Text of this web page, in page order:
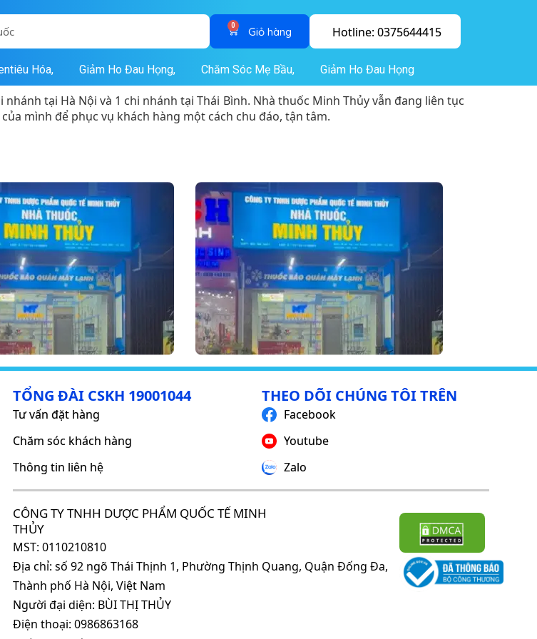
0 Hotline: 0375644415
Hóa, Giảm Ho Đau Họng, Chăm Sóc Mẹ Bầu, Giảm Ho Đau Họng
tại Hà Nội và 1 chi nhánh tại Thái Bình. Nhà thuốc Minh Thủy vẫn đang liên tục
mình để phục vụ khách hàng một cách chu đáo, tận tâm.
TỔNG ĐÀI CSKH 19001044
Tư vấn đặt hàng
Chăm sóc khách hàng
Thông tin liên hệ
THEO DÕI CHÚNG TÔI TRÊN
Facebook
Youtube
Zalo
CÔNG TY TNHH DƯỢC PHẨM QUỐC TẾ MINH
THỦY
MST: 0110210810
Địa chỉ: số 92 ngõ Thái Thịnh 1, Phường Thịnh Quang, Quận Đống Đa,
Thành phố Hà Nội, Việt Nam
Người đại diện: BÙI THỊ THỦY
Điện thoại: 0986863168